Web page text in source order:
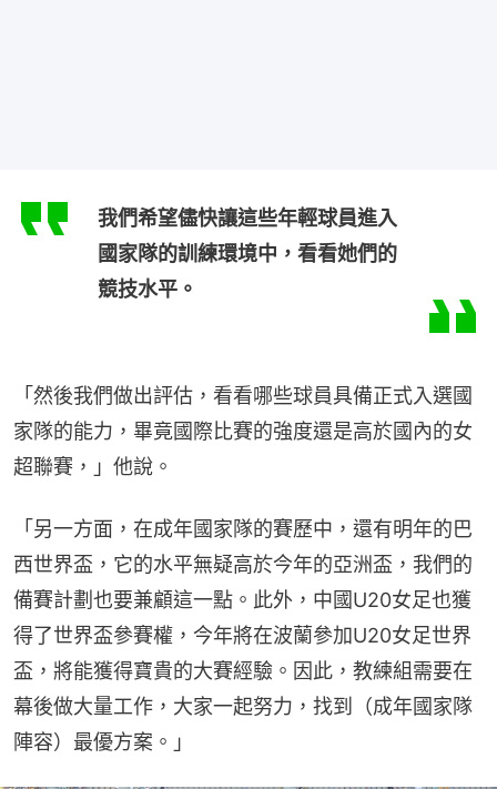
我們希望儘快讓這些年輕球員進入
國家隊的訓練環境中，看看她們的
競技水平。
「然後我們做出評估，看看哪些球員具備正式入選國
家隊的能力，畢竟國際比賽的強度還是高於國內的女
超聯賽，」他說。
「另一方面，在成年國家隊的賽歷中，還有明年的巴
西世界盃，它的水平無疑高於今年的亞洲盃，我們的
備賽計劃也要兼顧這一點。此外，中國U20女足也獲
得了世界盃參賽權，今年將在波蘭參加U20女足世界
盃，將能獲得寶貴的大賽經驗。因此，教練組需要在
幕後做大量工作，大家一起努力，找到（成年國家隊
陣容）最優方案。」